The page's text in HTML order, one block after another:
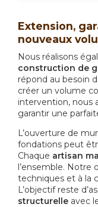
Extension,
nouveaux
Nous réalisons
construction de
répond au besoin
créer un volume
intervention, nous
garantir une
L’ouverture de
fondations peut
Chaque artisan
l’ensemble. Notre
techniques et à la
L’objectif reste
structurelle avec